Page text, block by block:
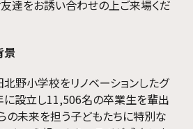
達をお誘い合わせの上ご来場くだ
景
北野小学校をリノベーションしたグ
に設立し11,506名の卒業生を輩出
の未来を担う子どもたちに特別な